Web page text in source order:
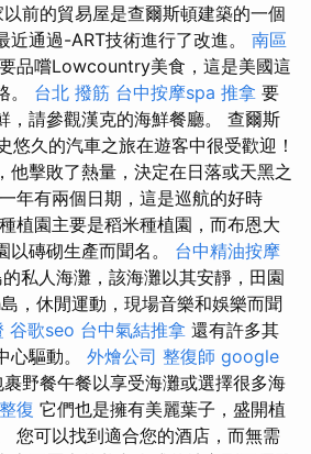
以前的貿易屋是查爾斯頓建築的一個
近通過-ART技術進行了改進。 南區
品嚐Lowcountry美食，這是美國這
。 台北 撥筋 台中按摩spa 推拿 要
，請參觀漢克的海鮮餐廳。 查爾斯
久的汽車之旅在遊客中很受歡迎！
他擊敗了熱量，決定在日落或天黑之
年有兩個日期，這是巡航的好時
植園主要是稻米種植園，而布恩大
以磚砌生產而聞名。 台中精油按摩
私人海灘，該海灘以其安靜，田園
，休閒運動，現場音樂和娛樂而聞
谷歌seo 台中氣結推拿 還有許多其
心驅動。 外燴公司 整復師 google
裹野餐午餐以享受海灘或選擇很多海
復 它們也是擁有美麗葉子，盛開植
您可以找到適合您的酒店，而無需